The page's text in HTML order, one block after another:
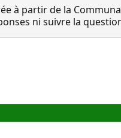
à partir de la
ni suivre la